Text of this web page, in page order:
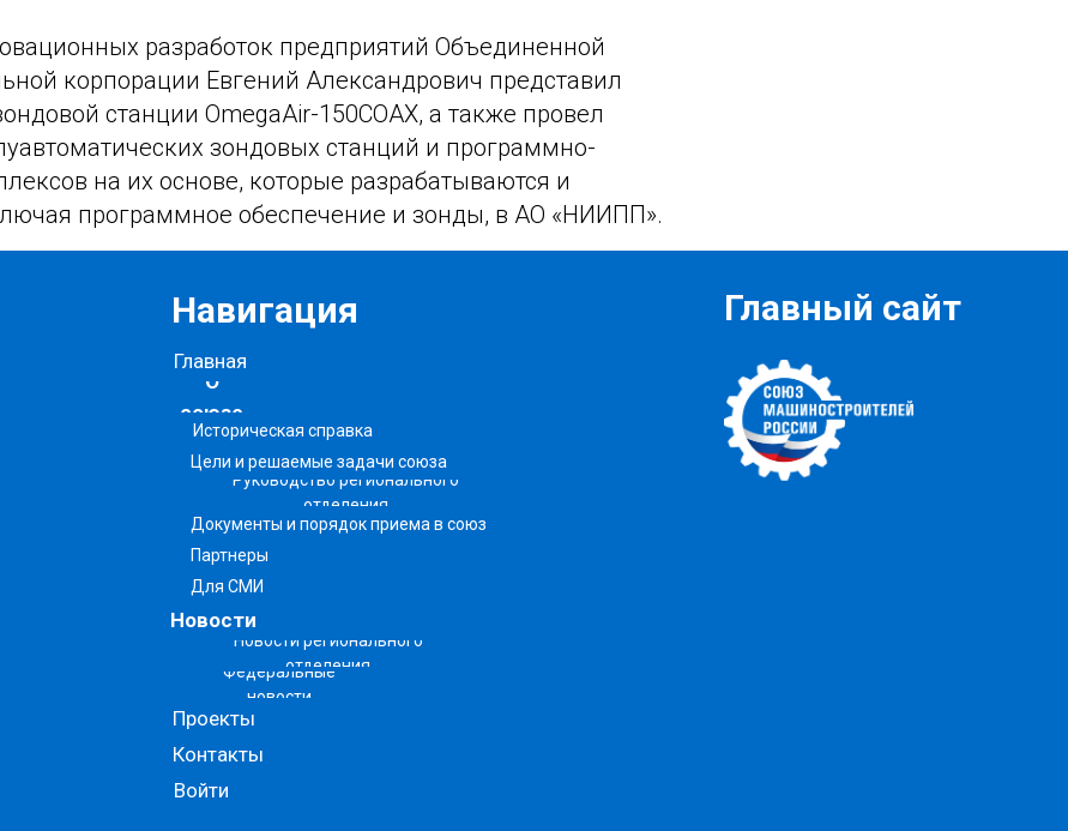
разработок предприятий Объединенной
корпорации Евгений Александрович представил
станции OmegaAir-150COAX, а также провел
зондовых станций и программно-
на их основе, которые разрабатываются и
программное обеспечение и зонды, в АО «НИИПП».
Главный сайт
О
союзе
Новости
Проекты
Контакты
Навигация
Главная
Войти
Историческая справка
Цели и решаемые задачи союза
Руководство регионального
отделения
Документы и порядок приема в союз
Партнеры
Для СМИ
Новости регионального
отделения
Федеральные
новости